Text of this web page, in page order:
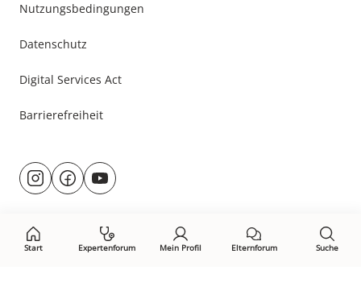
Start Expertenforum Mein Profil Elternforum Suche
Nutzungsbedingungen
Datenschutz
Digital Services Act
Barrierefreiheit
Besuche
uns@rund.ums.baby
facebook.com/rundumsbaby.de
youtube.com/@rundumsbaby_